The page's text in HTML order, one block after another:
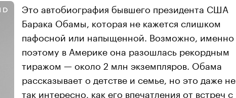
Это автобиография бывшего президента США
Барака Обамы, которая не кажется слишком
пафосной или напыщенной. Возможно, именно
поэтому в Америке она разошлась рекордным
тиражом — около 2 млн экземпляров. Обама
рассказывает о детстве и семье, но это даже не
так интересно, как его впечатления от встреч с